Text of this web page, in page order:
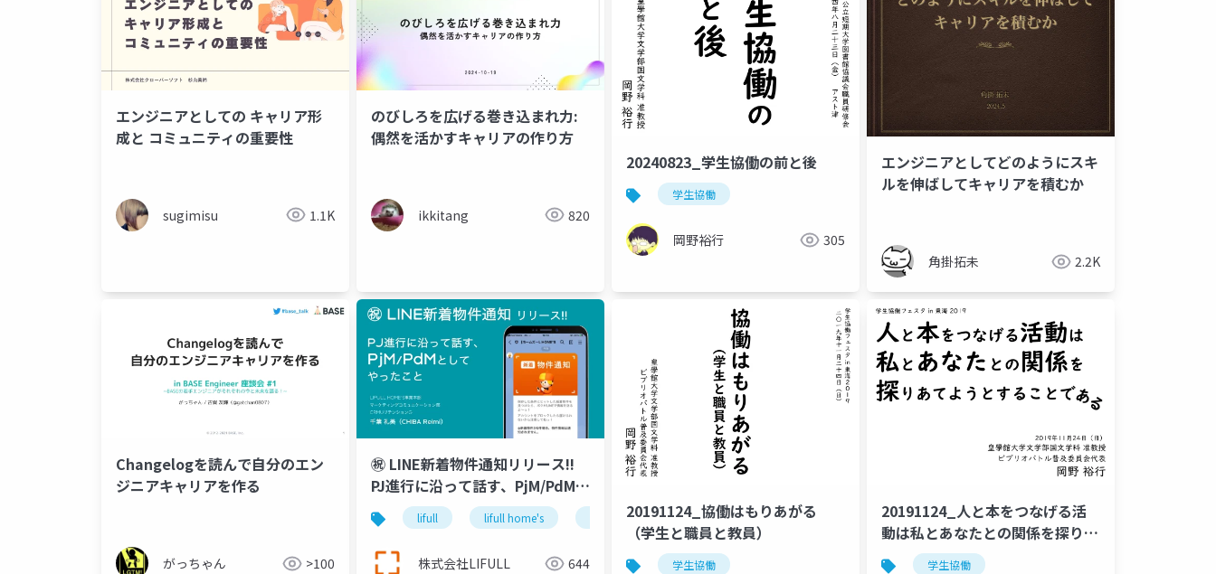
エンジニアとしての キャリア形
成と コミュニティの重要性
sugimisu 1.1K
のびしろを広げる巻き込まれ力:
偶然を活かすキャリアの作り方
ikkitang 820
20240823_学生協働の前と後
学生協働
岡野裕行 305
エンジニアとしてどのようにスキ
ルを伸ばしてキャリアを積むか
角掛拓未 2.2K
Changelogを読んで自分のエン
ジニアキャリアを作る
がっちゃん >100
㊗ LINE新着物件通知リリース!!
PJ進行に沿って話す、PjM/PdMと
して やったこと
lifull lifull home's project management
株式会社LIFULL 644
20191124_協働はもりあがる
（学生と職員と教員）
学生協働
20191124_人と本をつなげる活
動は私とあなたとの関係を探りあ
てようとすることである
学生協働